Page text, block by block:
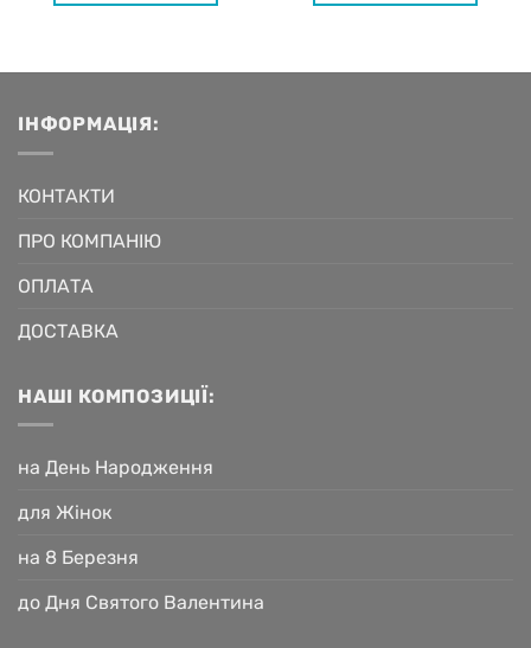
ІНФОРМАЦІЯ:
КОНТАКТИ
ПРО КОМПАНІЮ
ОПЛАТА
ДОСТАВКА
НАШІ КОМПОЗИЦІЇ:
на День Народження
для Жінок
на 8 Березня
до Дня Святого Валентина